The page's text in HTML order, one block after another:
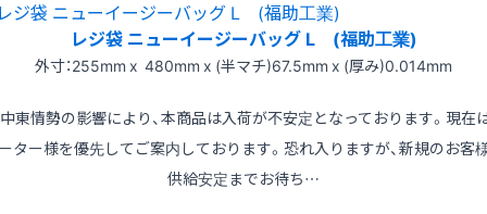
レジ袋 ニューイージーバッグ L (福助工業)
外寸：255mm x 480mm x (半マチ)67.5mm x (厚み)0.014mm
東情勢の影響により、本商品は入荷が不安定となっております。現在
ター様を優先してご案内しております。恐れ入りますが、新規のお客
供給安定までお待ち…